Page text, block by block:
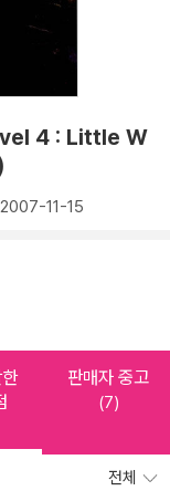
4 : Little W
11-15
판매자 중고
(7)
전체